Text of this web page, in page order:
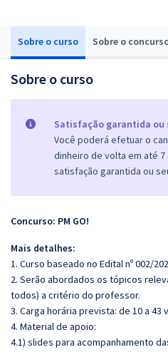
Sobre o curso Sobre o
Sobre o curso
Satisfação garantida ou
Você poderá efetuar o
dinheiro de volta em até 7
satisfação garantida ou
Concurso: PM GO!
Mais detalhes:
1. Curso baseado no Edital nº 002/
2. Serão abordados os tópicos
todos) a critério do professor.
3. Carga horária prevista: de 10 a
4. Material de apoio:
4.1) slides para acompanhamento